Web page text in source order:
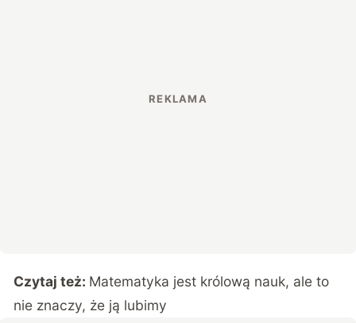
Czytaj też: Matematyka jest królową nauk, ale to
nie znaczy, że ją lubimy